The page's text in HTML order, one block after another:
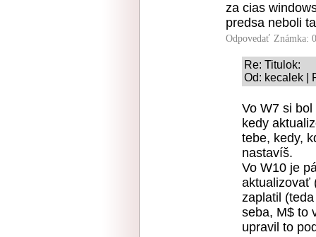
za cias
predsa neboli
Odpovedať Známka:
Re: Titulok:
Od: kecalek |
Vo W7 si
kedy
tebe, kedy,
nastavíš.
Vo W10 je
aktualizovať
zaplatil
seba, M$ to
upravil to